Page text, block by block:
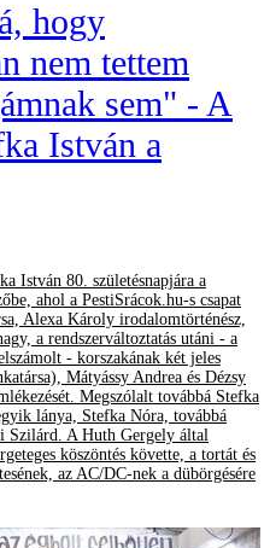
hogy
nem tettem
sem" - A
István a
István 80. születésnapjára a
ahol a PestiSrácok.hu-s csapat
Alexa Károly irodalomtörténész,
a rendszerváltoztatás utáni - a
- korszakának két jeles
Mátyássy Andrea és Dézsy
Megszólalt továbbá Stefka
lánya, Stefka Nóra, továbbá
Szilárd. A Huth Gergely által
köszöntés követte, a tortát és
az AC/DC-nek a dübörgésére